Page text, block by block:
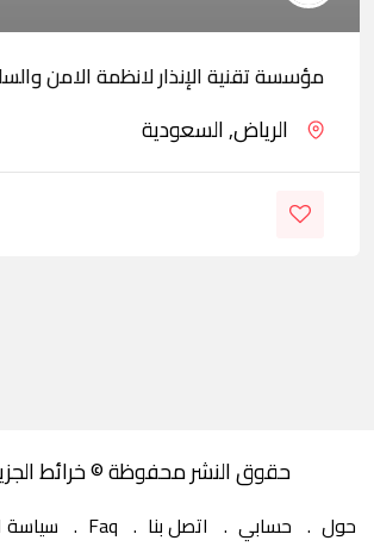
مؤسسة تقنية الإنذار لانظمة الامن
الرياض, السعودية
حقوق النشر محفوظة © خرائط الجزيرة
حول حسابي اتصل بنا Faq سياسة